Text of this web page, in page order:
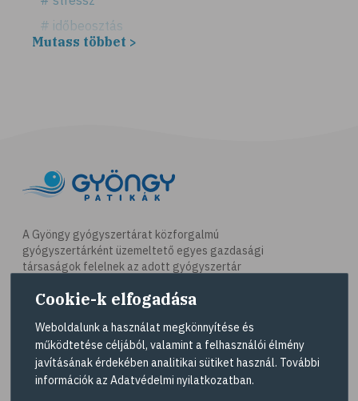
# időbeosztás
# háztartás
# mozgás
# síelés
# szánkózás
# snowboard
# család
# pszichológia
# hátfájás
# gerinc
Mutass többet >
A Gyöngy gyógyszertárat közforgalmú
gyógyszertárként üzemeltető egyes gazdasági
társaságok felelnek az adott gyógyszertár
elérhetőségeit a Gyógyszertár kereső
Navigáció
Akciós termékek
Cookie-k elfogadása
Weboldalunk a használat megkönnyítése és
működtetése céljából, valamint a felhasználói élmény
javításának érdekében analitikai sütiket használ. További
információk az Adatvédelmi nyilatkozatban.